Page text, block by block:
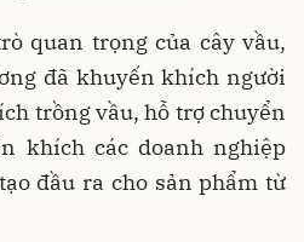
quan trọng của cây vầu,
đã khuyến khích người
trồng vầu, hỗ trợ chuyển
khích các doanh nghiệp
đầu ra cho sản phẩm từ